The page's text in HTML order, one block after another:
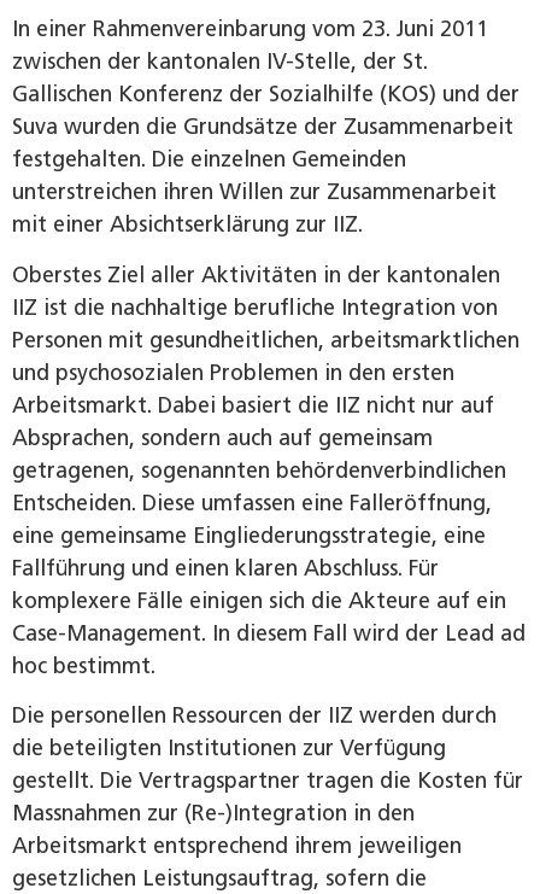
In einer Rahmenvereinbarung vom 23. Juni 2011
zwischen der kantonalen IV-Stelle, der St.
Gallischen Konferenz der Sozialhilfe (KOS) und der
Suva wurden die Grundsätze der Zusammenarbeit
festgehalten. Die einzelnen Gemeinden
unterstreichen ihren Willen zur Zusammenarbeit
mit einer Absichtserklärung zur IIZ.
Oberstes Ziel aller Aktivitäten in der kantonalen
IIZ ist die nachhaltige berufliche Integration von
Personen mit gesundheitlichen, arbeitsmarktlichen
und psychosozialen Problemen in den ersten
Arbeitsmarkt. Dabei basiert die IIZ nicht nur auf
Absprachen, sondern auch auf gemeinsam
getragenen, sogenannten behördenverbindlichen
Entscheiden. Diese umfassen eine Falleröffnung,
eine gemeinsame Eingliederungsstrategie, eine
Fallführung und einen klaren Abschluss. Für
komplexere Fälle einigen sich die Akteure auf ein
Case-Management. In diesem Fall wird der Lead ad
hoc bestimmt.
Die personellen Ressourcen der IIZ werden durch
die beteiligten Institutionen zur Verfügung
gestellt. Die Vertragspartner tragen die Kosten für
Massnahmen zur (Re-)Integration in den
Arbeitsmarkt entsprechend ihrem jeweiligen
gesetzlichen Leistungsauftrag, sofern die